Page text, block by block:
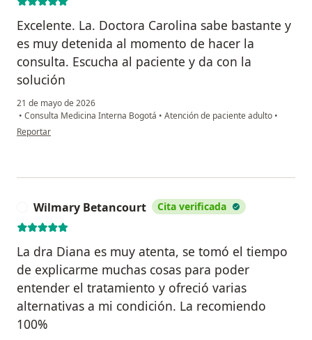
Excelente. La. Doctora Carolina sabe bastante y
es muy detenida al momento de hacer la
consulta. Escucha al paciente y da con la
solución
21 de mayo de 2026
• Consulta Medicina Interna Bogotá • Atención de paciente adulto •
en opinión del usuario Mercedes Torres
Reportar
Wilmary Betancourt Cita verificada
La dra Diana es muy atenta, se tomó el tiempo
de explicarme muchas cosas para poder
entender el tratamiento y ofreció varias
alternativas a mi condición. La recomiendo
100%